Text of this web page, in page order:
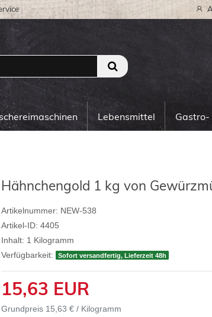
Lebensmittel
Hähnchengold 1 kg von
Artikelnummer: NEW-538
Artikel-ID: 4405
Inhalt: 1 Kilogramm
Verfügbarkeit:
Sofort versandfertig, Lieferzeit 48h
15,63 EUR
Grundpreis 15,63 € / Kilogramm